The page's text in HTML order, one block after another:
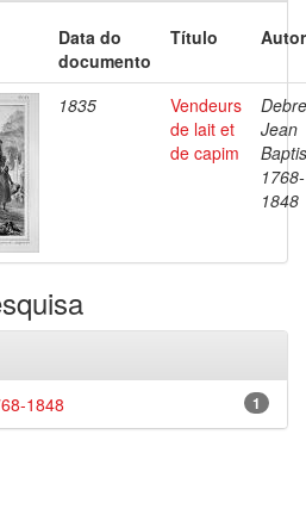
Data do
documento
Título
1835
Vendeurs
de lait et
de capim
Jean
1768-
1848
1
1848